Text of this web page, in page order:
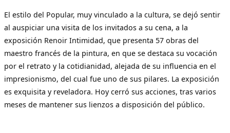
El estilo del Popular, muy vinculado a la cultura, se dejó sentir
al auspiciar una visita de los invitados a su cena, a la
exposición Renoir Intimidad, que presenta 57 obras del
maestro francés de la pintura, en que se destaca su vocación
por el retrato y la cotidianidad, alejada de su influencia en el
impresionismo, del cual fue uno de sus pilares. La exposición
es exquisita y reveladora. Hoy cerró sus acciones, tras varios
meses de mantener sus lienzos a disposición del público.